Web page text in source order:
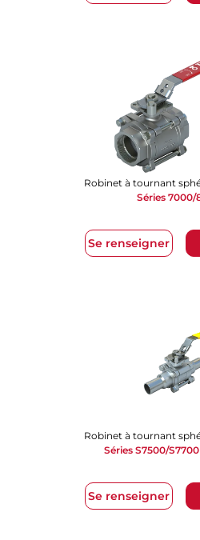
Se renseigner
Séries 7000/
Se renseigner
Séries S7500/